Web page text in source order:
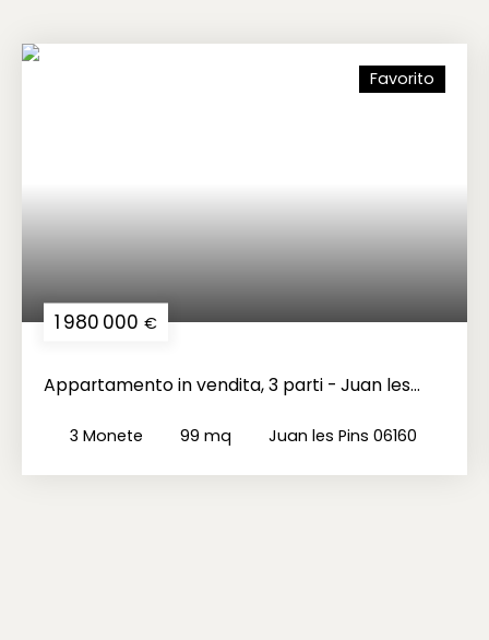
Favorito
1 980 000 €
Appartamento in vendita, 3 parti - Juan les
3 Monete 99 mq Juan les Pins 06160